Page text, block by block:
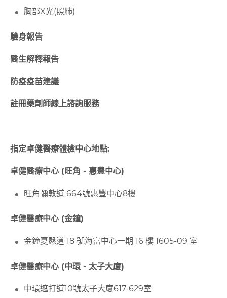
胸部X光(照肺)
驗身報告
醫生解釋報告
防疫疫苗建議
註冊藥劑師線上諮詢服務
指定卓健醫療體檢中心地點:
卓健醫療中心 (旺角 - 惠豐中心)
旺角彌敦道 664號惠豐中心8樓
卓健醫療中心 (金鐘)
金鐘夏慤道 18 號海富中心一期 16 樓 1605-09 室
卓健醫療中心 (中環 - 太子大廈)
中環遮打道10號太子大廈617-629室